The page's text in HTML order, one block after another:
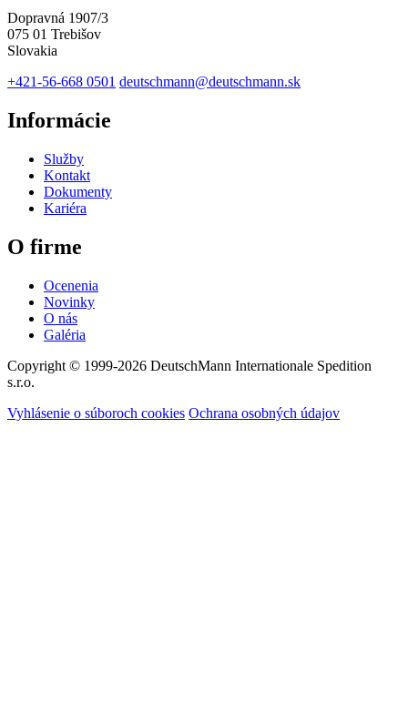
Dopravná 1907/3
075 01 Trebišov
Slovakia
+421-56-668 0501 deutschmann@deutschmann.sk
Informácie
Služby
Kontakt
Dokumenty
Kariéra
O firme
Ocenenia
Novinky
O nás
Galéria
Copyright © 1999-2026 DeutschMann Internationale Spedition
s.r.o.
Vyhlásenie o súboroch cookies Ochrana osobných údajov